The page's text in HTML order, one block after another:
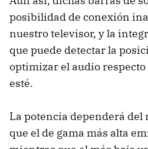
posibilidad de conexión
nuestro televisor, y la
que puede detectar la
optimizar el audio
esté.
La potencia dependerá del
que el de gama más alta